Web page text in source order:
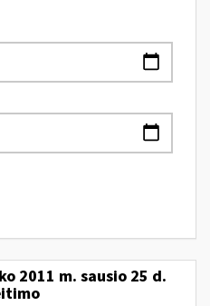
2011 m. sausio 25 d.